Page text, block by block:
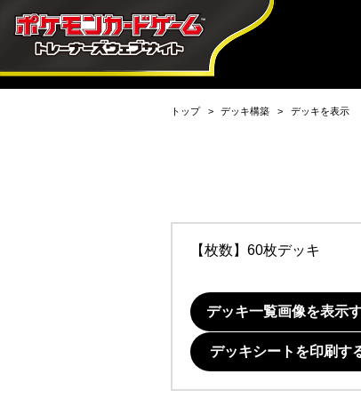
トップ デッキ構築 デッキを表示
【枚数】60枚デッキ
デッキ一覧画像を表示
デッキシートを印刷す